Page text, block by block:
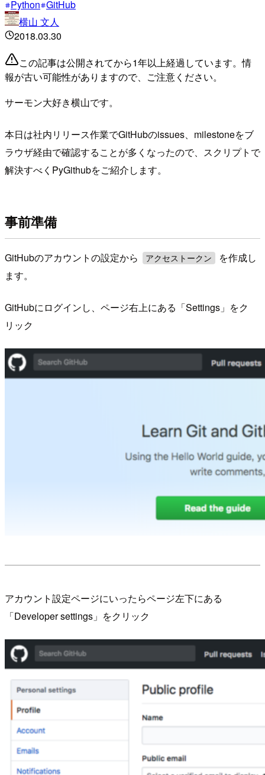
Python GitHub
横山 文人
2018.03.30
この記事は公開されてから1年以上経過しています。情
報が古い可能性がありますので、ご注意ください。
サーモン大好き横山です。
本日は社内リリース作業でGitHubのissues、milestoneをブ
ラウザ経由で確認することが多くなったので、スクリプトで
解決すべくPyGithubをご紹介します。
事前準備
GitHubのアカウントの設定から アクセストークン
を作成し
ます。
GitHubにログインし、ページ右上にある「Settings」をク
リック
アカウント設定ページにいったらページ左下にある
「Developer settings」をクリック